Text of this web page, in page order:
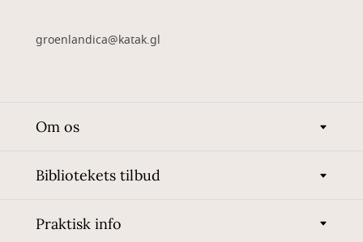
groenlandica@katak.gl
Om os
Bibliotekets tilbud
Praktisk info